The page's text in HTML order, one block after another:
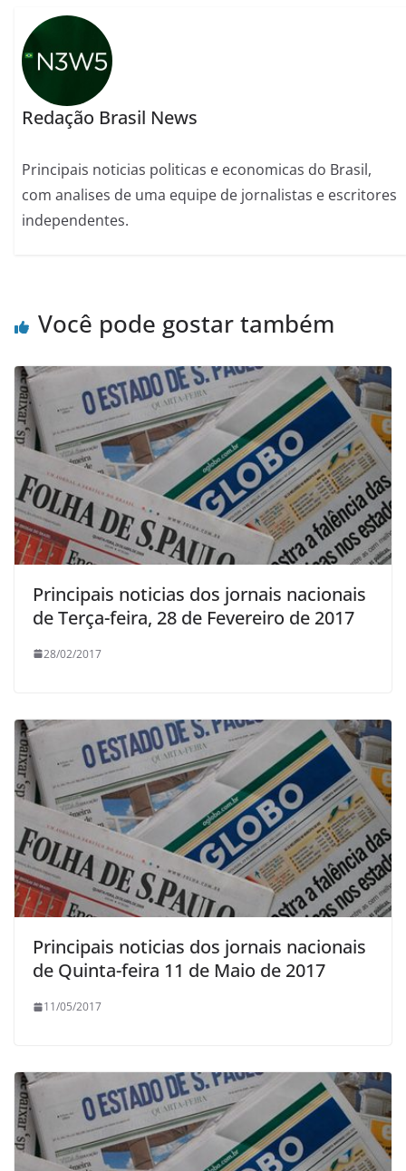
Redação Brasil News
Principais noticias politicas e economicas do Brasil,
com analises de uma equipe de jornalistas e escritores
independentes.
Você pode gostar também
Principais noticias dos jornais nacionais
de Terça-feira, 28 de Fevereiro de 2017
28/02/2017
Principais noticias dos jornais nacionais
de Quinta-feira 11 de Maio de 2017
11/05/2017